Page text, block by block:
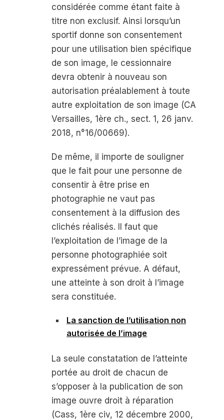
considérée comme étant faite à
titre non exclusif. Ainsi lorsqu’un
sportif donne son consentement
pour une utilisation bien spécifique
de son image, le cessionnaire
devra obtenir à nouveau son
autorisation préalablement à toute
autre exploitation de son image (CA
Versailles, 1 ère ch., sect. 1, 26 janv.
2018, n°16/00669).
De même, il importe de souligner
que le fait pour une personne de
consentir à être prise en
photographie ne vaut pas
consentement à la diffusion des
clichés réalisés. Il faut que
l’exploitation de l’image de la
personne photographiée soit
expressément prévue. A défaut,
une atteinte à son droit à l’image
sera constituée.
La sanction de l’utilisation non
autorisée de l’image
La seule constatation de l’atteinte
portée au droit de chacun de
s’opposer à la publication de son
image ouvre droit à réparation
(Cass, 1 ère civ, 12 décembre 2000,